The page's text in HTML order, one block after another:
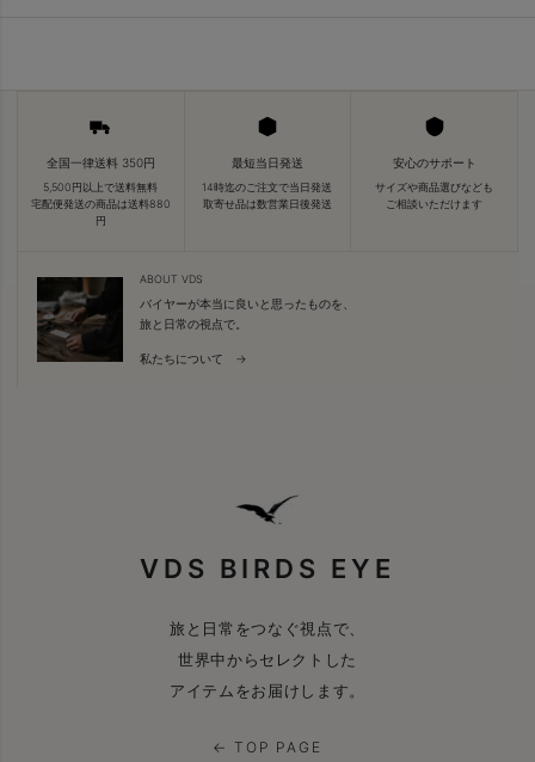
全国一律送料 350円
5,500円以上で送料無料
宅配便発送の商品は送料880
円
最短当日発送
14時迄のご注文で当日発送
取寄せ品は数営業日後発送
安心のサポート
サイズや商品選びなども
ご相談いただけます
ABOUT VDS
バイヤーが本当に良いと思ったものを、
旅と日常の視点で。
私たちについて →
VDS BIRDS EYE
旅と日常をつなぐ視点で、
世界中からセレクトした
アイテムをお届けします。
← TOP PAGE